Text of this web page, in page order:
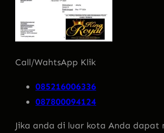
Call/WahtsApp Klik
085216006336
087800094124
Jika anda di luar kota Anda